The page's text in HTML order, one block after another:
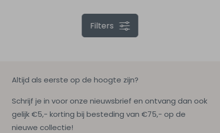
Filters
Altijd als eerste op de hoogte zijn?
Schrijf je in voor onze nieuwsbrief en ontvang dan ook
gelijk €5,- korting bij besteding van €75,- op de
nieuwe collectie!